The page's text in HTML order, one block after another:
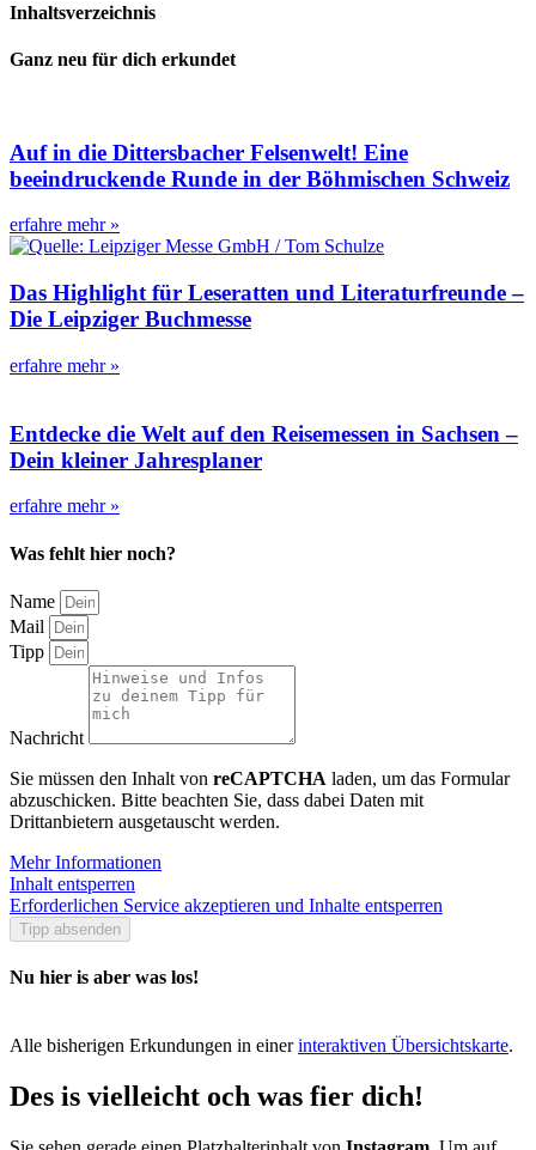
Inhaltsverzeichnis
Ganz neu für dich erkundet
Auf in die Dittersbacher Felsenwelt! Eine
beeindruckende Runde in der Böhmischen Schweiz
erfahre mehr »
Das Highlight für Leseratten und Literaturfreunde –
Die Leipziger Buchmesse
erfahre mehr »
Entdecke die Welt auf den Reisemessen in Sachsen –
Dein kleiner Jahresplaner
erfahre mehr »
Was fehlt hier noch?
Name
Mail
Tipp
Nachricht
Sie müssen den Inhalt von reCAPTCHA laden, um das Formular
abzuschicken. Bitte beachten Sie, dass dabei Daten mit
Drittanbietern ausgetauscht werden.
Mehr Informationen
Inhalt entsperren
Erforderlichen Service akzeptieren und Inhalte entsperren
Tipp absenden
Nu hier is aber was los!
Alle bisherigen Erkundungen in einerinteraktiven Übersichtskarte.
Des is vielleicht och was fier dich!